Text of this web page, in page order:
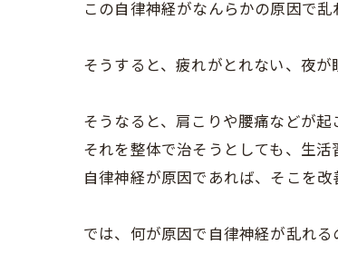
この自律神経がなんらかの原因で
そうすると、疲れがとれない、夜
そうなると、肩こりや腰痛などが起
それを整体で治そうとしても、生
自律神経が原因であれば、そこを
では、何が原因で自律神経が乱れる